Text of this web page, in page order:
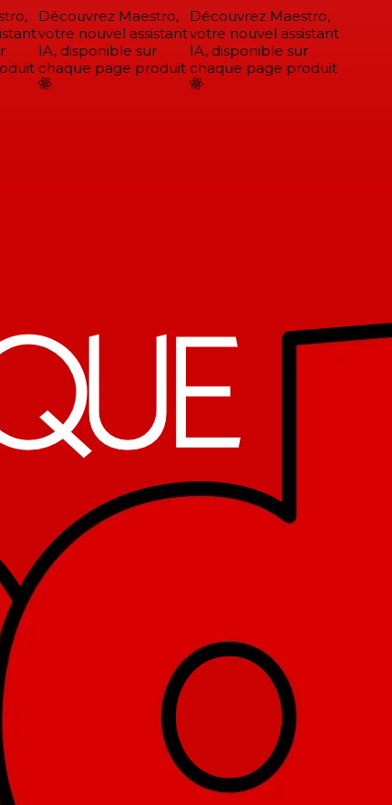
Découvrez Maestro,
votre nouvel assistant
IA, disponible sur
chaque page produit
Découvrez Maestro,
votre nouvel assistant
IA, disponible sur
chaque page produit